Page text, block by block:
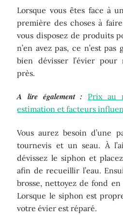
Lorsque vous êtes face à
première des choses à
vous disposez de produits
n’en avez pas, ce n’est pas
bien dévisser l’évier
près.
A lire également :
Prix au
estimation et facteurs
Vous aurez besoin d’une
tournevis et un seau. À
dévissez le siphon et
afin de recueillir l’eau.
brosse, nettoyez de fond
Lorsque le siphon est
votre évier est réparé.